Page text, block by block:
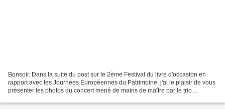
Bonsoir. Dans la suite du post sur le 2ème Festival du livre d'occasion en
rapport avec les Journées Européennes du Patrimoine, j'ai le plaisir de vous
présenter les photos du concert mené de mains de maître par le trio